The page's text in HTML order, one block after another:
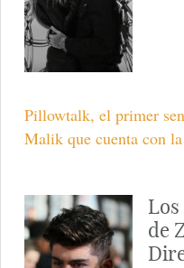
Pillowtalk, el primer
Malik que cuenta con
de